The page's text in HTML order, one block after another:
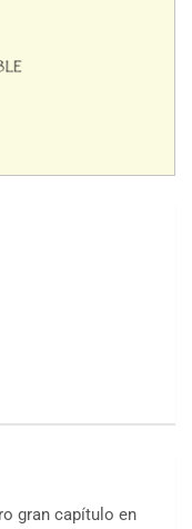
gran capítulo en